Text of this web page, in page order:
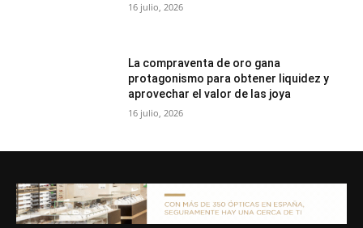
16 julio, 2026
La compraventa de oro gana
protagonismo para obtener liquidez y
aprovechar el valor de las joya
16 julio, 2026